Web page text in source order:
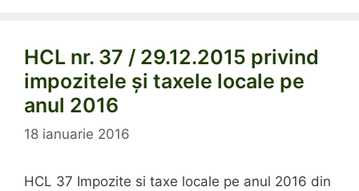
HCL nr. 37 / 29.12.2015 privind
impozitele și taxele locale pe
anul 2016
18 ianuarie 2016
HCL 37 Impozite si taxe locale pe anul 2016 din